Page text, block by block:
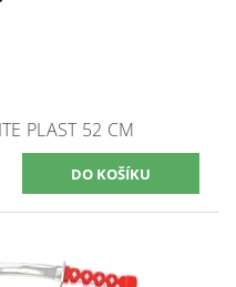
PLAST 52 CM